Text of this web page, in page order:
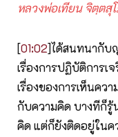
หลวงพ่อเทียน จิตฺตสุ
[01:02]ได้สนทนากับ
เรื่องการปฏิบัติการ
เรื่องของการเห็นคว
กับความคิด บางทีก็รู้
คิด แต่ก็ยังติดอยู่ในค